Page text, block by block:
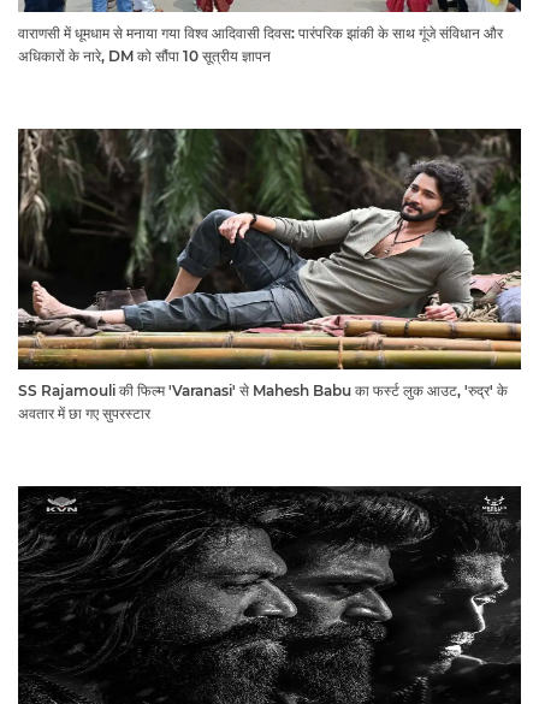
वाराणसी में धूमधाम से मनाया गया विश्व आदिवासी दिवस: पारंपरिक झांकी के साथ गूंजे संविधान और
अधिकारों के नारे, DM को सौंपा 10 सूत्रीय ज्ञापन
SS Rajamouli की फिल्म 'Varanasi' से Mahesh Babu का फर्स्ट लुक आउट, 'रुद्र' के
अवतार में छा गए सुपरस्टार